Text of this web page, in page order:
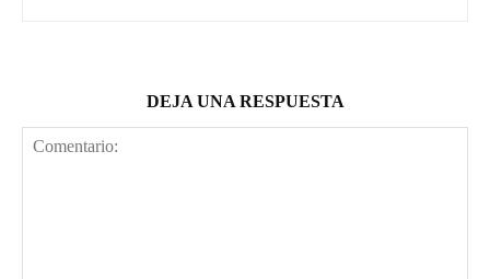
DEJA UNA RESPUESTA